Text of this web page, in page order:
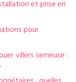
et prise en
pour
villers semeuse :